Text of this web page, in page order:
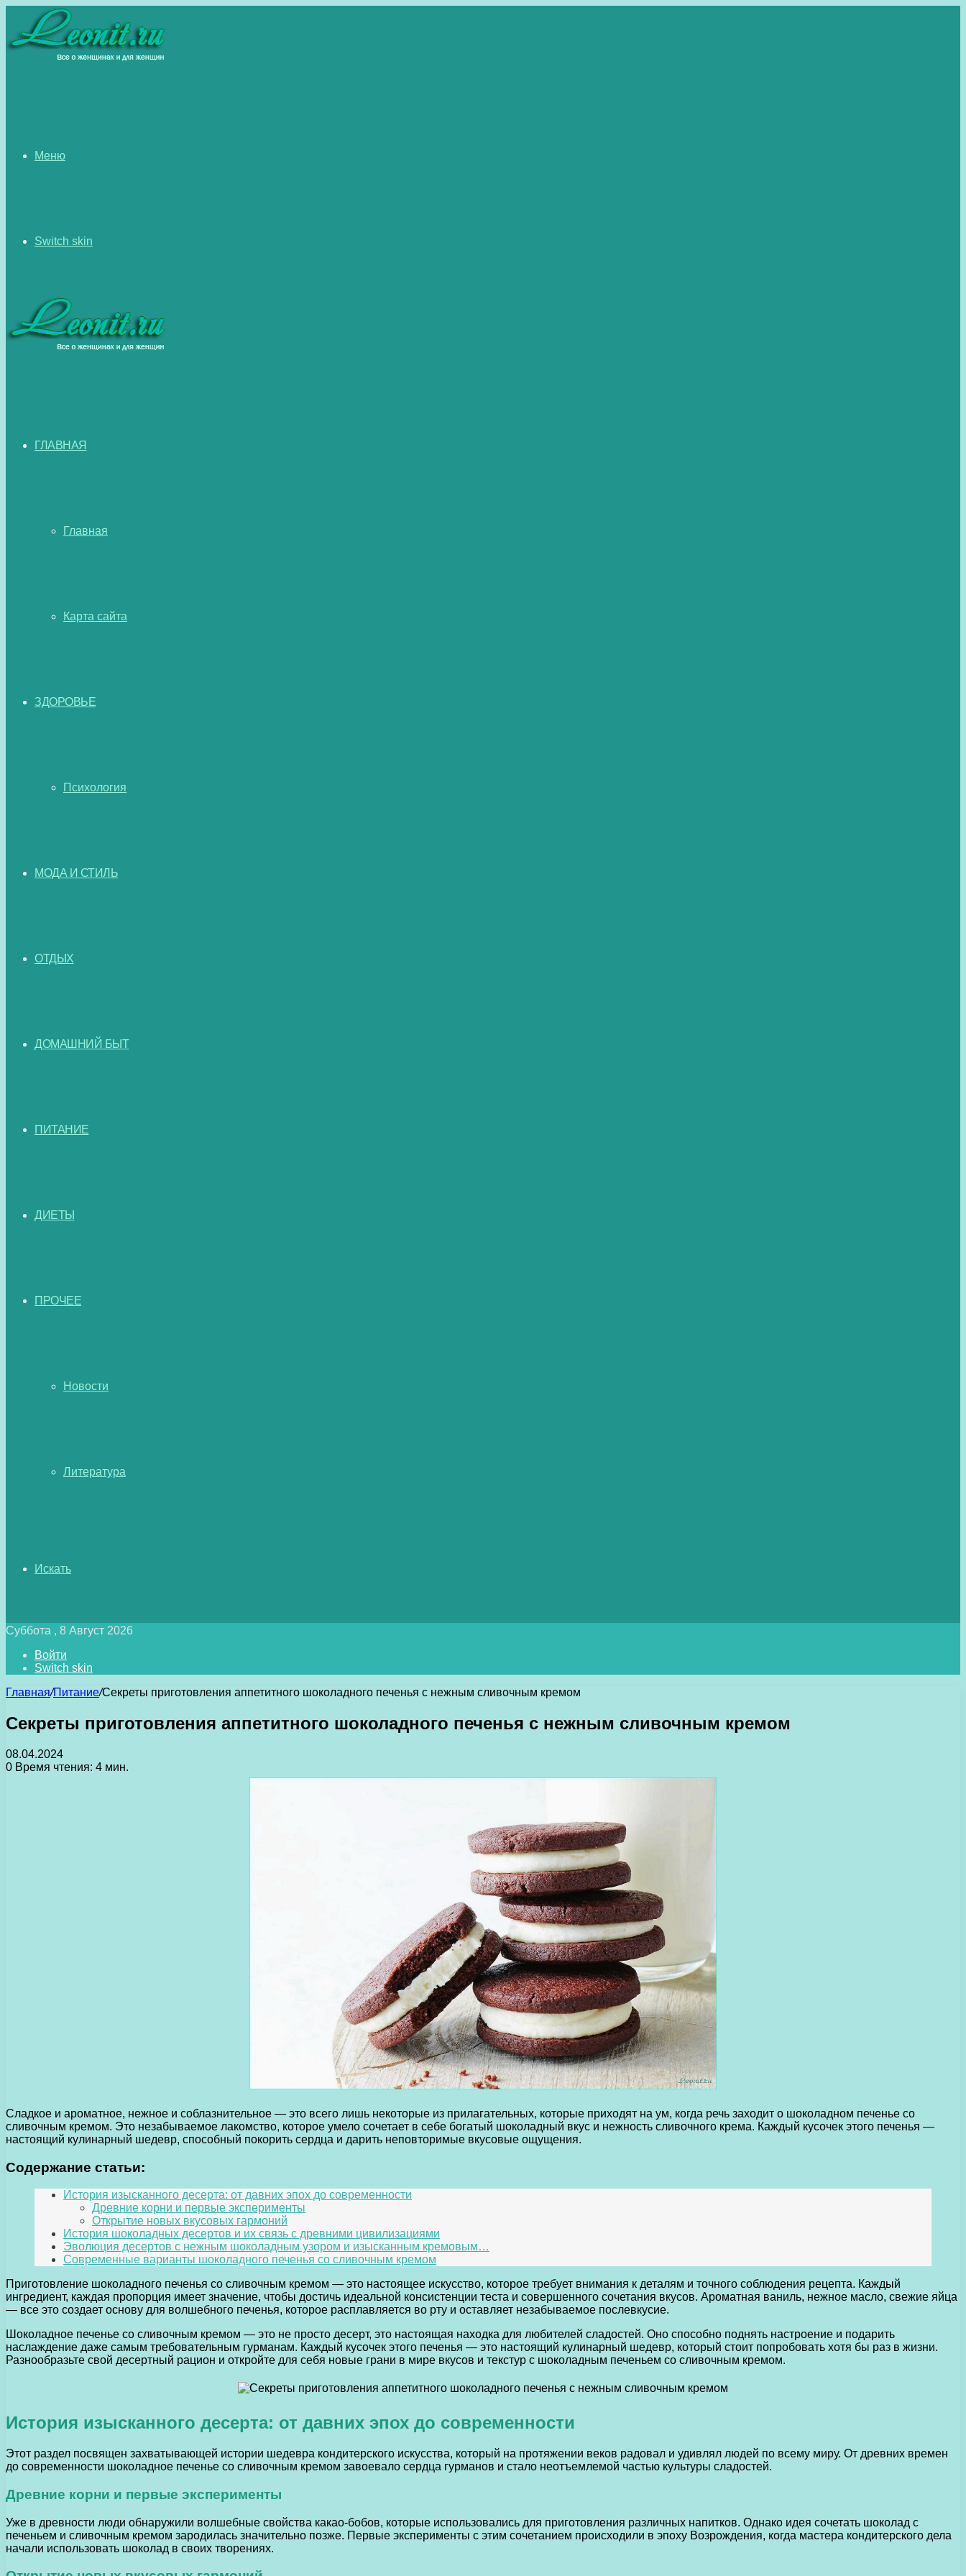
Меню
Switch skin
ГЛАВНАЯ
Главная
Карта сайта
ЗДОРОВЬЕ
Психология
МОДА И СТИЛЬ
ОТДЫХ
ДОМАШНИЙ БЫТ
ПИТАНИЕ
ДИЕТЫ
ПРОЧЕЕ
Новости
Литература
Искать
Суббота , 8 Август 2026
Войти
Switch skin
Главная/Питание/Секреты приготовления аппетитного шоколадного печенья с нежным сливочным кремом
Секреты приготовления аппетитного шоколадного печенья с нежным сливочным кремом
08.04.2024
0 Время чтения: 4 мин.
Сладкое и ароматное, нежное и соблазнительное — это всего лишь некоторые из прилагательных, которые приходят на ум, когда речь заходит о шоколадном печенье со
сливочным кремом. Это незабываемое лакомство, которое умело сочетает в себе богатый шоколадный вкус и нежность сливочного крема. Каждый кусочек этого печенья —
настоящий кулинарный шедевр, способный покорить сердца и дарить неповторимые вкусовые ощущения.
Содержание статьи:
История изысканного десерта: от давних эпох до современности
Древние корни и первые эксперименты
Открытие новых вкусовых гармоний
История шоколадных десертов и их связь с древними цивилизациями
Эволюция десертов с нежным шоколадным узором и изысканным кремовым…
Современные варианты шоколадного печенья со сливочным кремом
Приготовление шоколадного печенья со сливочным кремом — это настоящее искусство, которое требует внимания к деталям и точного соблюдения рецепта. Каждый
ингредиент, каждая пропорция имеет значение, чтобы достичь идеальной консистенции теста и совершенного сочетания вкусов. Ароматная ваниль, нежное масло, свежие яйца
— все это создает основу для волшебного печенья, которое расплавляется во рту и оставляет незабываемое послевкусие.
Шоколадное печенье со сливочным кремом — это не просто десерт, это настоящая находка для любителей сладостей. Оно способно поднять настроение и подарить
наслаждение даже самым требовательным гурманам. Каждый кусочек этого печенья — это настоящий кулинарный шедевр, который стоит попробовать хотя бы раз в жизни.
Разнообразьте свой десертный рацион и откройте для себя новые грани в мире вкусов и текстур с шоколадным печеньем со сливочным кремом.
История изысканного десерта: от давних эпох до современности
Этот раздел посвящен захватывающей истории шедевра кондитерского искусства, который на протяжении веков радовал и удивлял людей по всему миру. От древних времен
до современности шоколадное печенье со сливочным кремом завоевало сердца гурманов и стало неотъемлемой частью культуры сладостей.
Древние корни и первые эксперименты
Уже в древности люди обнаружили волшебные свойства какао-бобов, которые использовались для приготовления различных напитков. Однако идея сочетать шоколад с
печеньем и сливочным кремом зародилась значительно позже. Первые эксперименты с этим сочетанием происходили в эпоху Возрождения, когда мастера кондитерского дела
начали использовать шоколад в своих творениях.